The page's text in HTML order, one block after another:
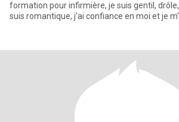
formation pour infirmière, je suis gentil,
suis romantique, j'ai confiance en moi et je